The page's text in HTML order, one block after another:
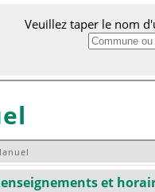
Veuillez taper le nom
et